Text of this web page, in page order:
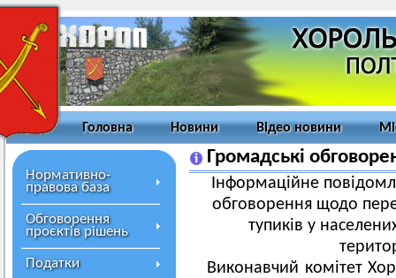
Головна Новини Відео новини
Нормативно-
правова база
Обговорення
проєктів рішень
Податки
Громадські
Інформаційне
обговорення щодо
тупиків у
Виконавчий комітет